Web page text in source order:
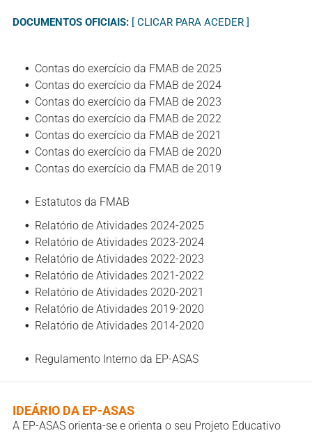
DOCUMENTOS OFICIAIS: [ CLICAR PARA ACEDER ]
Contas do exercício da FMAB de 2025
Contas do exercício da FMAB de 2024
Contas do exercício da FMAB de 2023
Contas do exercício da FMAB de 2022
Contas do exercício da FMAB de 2021
Contas do exercício da FMAB de 2020
Contas do exercício da FMAB de 2019
Estatutos da FMAB
Relatório de Atividades 2024-2025
Relatório de Atividades 2023-2024
Relatório de Atividades 2022-2023
Relatório de Atividades 2021-2022
Relatório de Atividades 2020-2021
Relatório de Atividades 2019-2020
Relatório de Atividades 2014-2020
Regulamento Interno da EP-ASAS
IDEÁRIO DA EP-ASAS
A EP-ASAS orienta-se e orienta o seu Projeto Educativo